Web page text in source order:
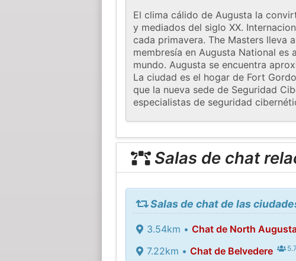
El clima cálido de Augusta la
y mediados del siglo XX.
cada primavera. The Masters lleva
membresía en Augusta National
mundo. Augusta se encuentra
La ciudad es el hogar de Fort
que la nueva sede de Seguridad
especialistas de seguridad
Salas de chat
Salas de chat de las
3.54km • Chat de North
7.22km • Chat de Belvedere